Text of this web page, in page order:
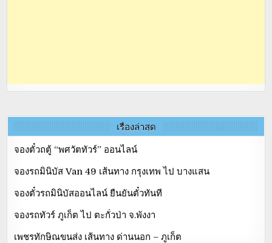
เรื่องล่าสุด
จองตั๋วถตู้ “พศวัตทัวร์” ออนไลน์
จองรถมินิบัส Van 49 เส้นทาง กรุงเทพ ไป บางแสน
จองตั๋วรถมินิบัสออนไลน์ ยืนยันตั๋วทันที
จองรถทัวร์ ภูเก็ต ไป ตะกั่วป่า จ.พังงา
เพชรทักษิณขนส่ง เส้นทาง ด่านนอก – ภูเก็ต